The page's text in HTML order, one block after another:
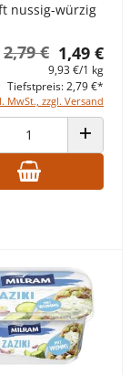
nussig-würzig
1,49 €
2,79 €
9,93 €/1 kg
MwSt., zzgl. Versand
Tiefstpreis: 2,79 €*
VERRINGERN ANZAHL